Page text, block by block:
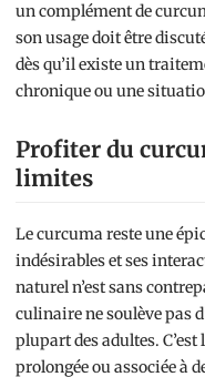
un complément de
son usage doit être
dès qu’il existe un
chronique ou une
Profiter du
limites
Le curcuma reste une
indésirables et ses
naturel n’est sans
culinaire ne soulève pas
plupart des adultes.
prolongée ou associée à